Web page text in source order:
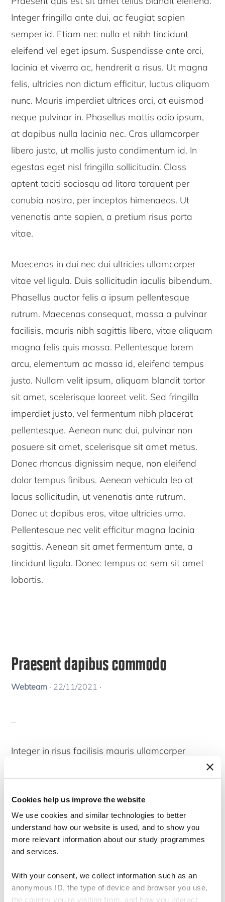
Cookies help us improve the website
We use cookies and similar technologies to better
understand how our website is used, and to show you
more relevant information about our study programmes
and services.
With your consent, we collect information such as an
anonymous ID, the type of device and browser you use,
the country you're visiting from, and how you interact
Integer fringilla ante dui, ac feugiat sapien
semper id. Etiam nec nulla et nibh tincidunt
eleifend vel eget ipsum. Suspendisse ante orci,
lacinia et viverra ac, hendrerit a risus. Ut magna
felis, ultricies non dictum efficitur, luctus aliquam
nunc. Mauris imperdiet ultrices orci, at euismod
neque pulvinar in. Phasellus mattis odio ipsum,
at dapibus nulla lacinia nec. Cras ullamcorper
libero justo, ut mollis justo condimentum id. In
egestas eget nisl fringilla sollicitudin. Class
aptent taciti sociosqu ad litora torquent per
conubia nostra, per inceptos himenaeos. Ut
venenatis ante sapien, a pretium risus porta
vitae.
Maecenas in dui nec dui ultricies ullamcorper
vitae vel ligula. Duis sollicitudin iaculis bibendum.
Phasellus auctor felis a ipsum pellentesque
rutrum. Maecenas consequat, massa a pulvinar
facilisis, mauris nibh sagittis libero, vitae aliquam
magna felis quis massa. Pellentesque lorem
arcu, elementum ac massa id, eleifend tempus
justo. Nullam velit ipsum, aliquam blandit tortor
sit amet, scelerisque laoreet velit. Sed fringilla
imperdiet justo, vel fermentum nibh placerat
pellentesque. Aenean nunc dui, pulvinar non
posuere sit amet, scelerisque sit amet metus.
Donec rhoncus dignissim neque, non eleifend
dolor tempus finibus. Aenean vehicula leo at
lacus sollicitudin, ut venenatis ante rutrum.
Donec ut dapibus eros, vitae ultricies urna.
Pellentesque nec velit efficitur magna lacinia
sagittis. Aenean sit amet fermentum ante, a
tincidunt ligula. Donec tempus ac sem sit amet
lobortis.
Praesent dapibus commodo
Webteam · 22/11/2021 ·
Integer in risus facilisis mauris ullamcorper
ante odio. Class aptent taciti sociosqu ad litora
torquent per conubia nostra, per inceptos
himenaeos. Vivamus at posuere lectus. Sed
maximus, lectus nec pellentesque mollis, quam
amet mauris. Phasellus vehicula diam justo,